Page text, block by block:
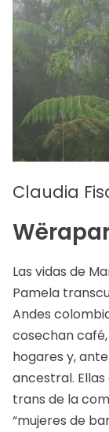
Claudia
Las vidas de
Pamela
Andes
cosechan
hogares y,
ancestral.
trans de la
“mujeres de